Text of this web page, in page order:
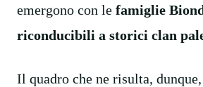
emergono con le famiglie
riconducibili a storici clan
Il quadro che ne risulta,